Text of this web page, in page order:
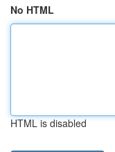
No HTML
HTML is disabled